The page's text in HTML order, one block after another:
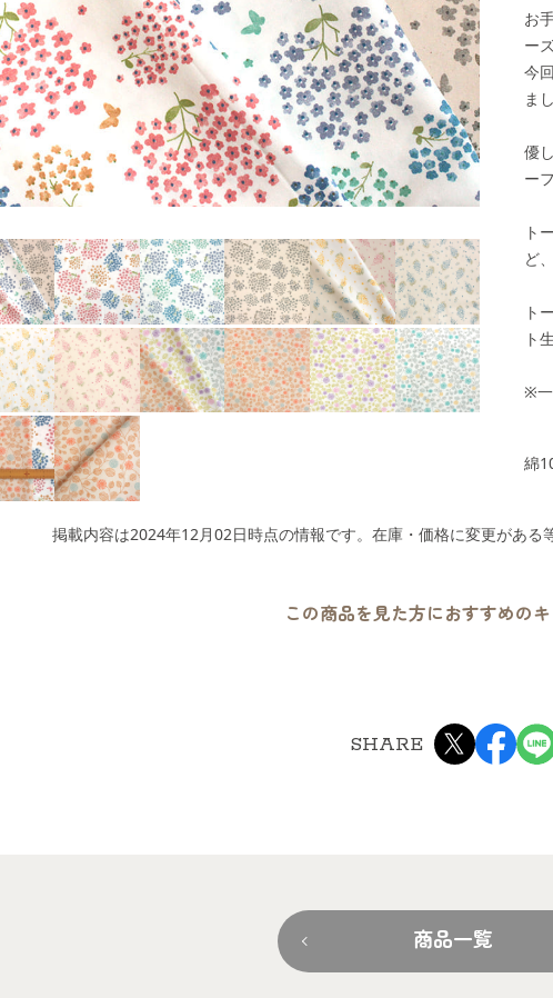
お
ー
今
ま
優
ー
ト
ど
ト
ト
※一
綿
掲載内容は2024年12月02日時点の情報です。在庫・価格に変更があ
この商品を見た方におすすめの
SHARE
商品一覧